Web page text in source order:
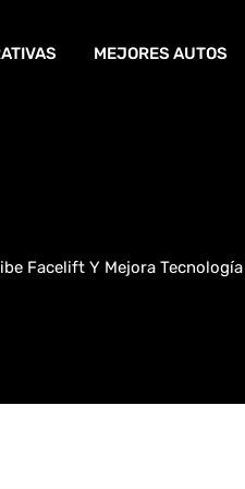
MEJORES AUTOS
Facelift Y Mejora